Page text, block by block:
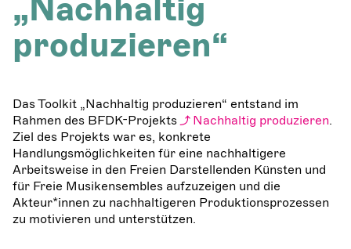
„Nachhaltig
produzieren“
Das Toolkit „Nachhaltig produzieren“ entstand im
Rahmen des BFDK-Projekts
Nachhaltig produzieren.
Ziel des Projekts war es, konkrete
Handlungsmöglichkeiten für eine nachhaltigere
Arbeitsweise in den Freien Darstellenden Künsten und
für Freie Musikensembles aufzuzeigen und die
Akteur*innen zu nachhaltigeren Produktionsprozessen
zu motivieren und unterstützen.